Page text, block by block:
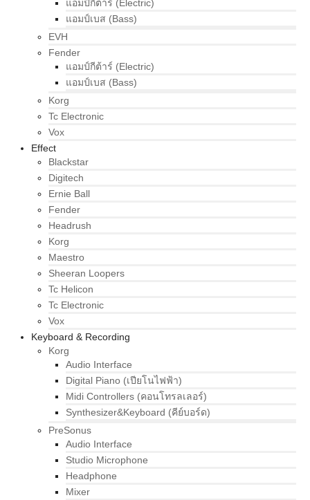
แอมป์กีต้าร์ (Electric)
แอมป์เบส (Bass)
EVH
Fender
แอมป์กีต้าร์ (Electric)
แอมป์เบส (Bass)
Korg
Tc Electronic
Vox
Effect
Blackstar
Digitech
Ernie Ball
Fender
Headrush
Korg
Maestro
Sheeran Loopers
Tc Helicon
Tc Electronic
Vox
Keyboard & Recording
Korg
Audio Interface
Digital Piano (เปียโนไฟฟ้า)
Midi Controllers (คอนโทรลเลอร์)
Synthesizer&Keyboard (คีย์บอร์ด)
PreSonus
Audio Interface
Studio Microphone
Headphone
Mixer